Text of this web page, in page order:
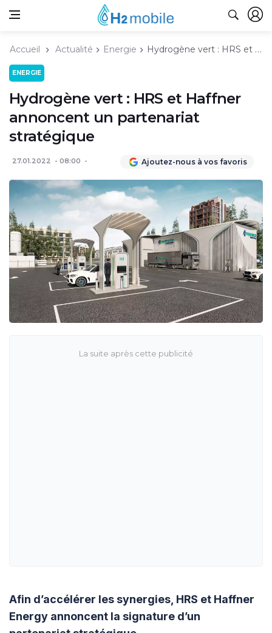
Accueil Actualité Energie Hydrogène vert : HRS et Haffner annoncent un partenariat stratégique
ENERGIE
Hydrogène vert : HRS et Haffner
annoncent un partenariat
stratégique
27.01.2022 08:00 Ajoutez-nous à vos favoris
Afin d’accélérer les synergies, HRS et Haffner
Energy annoncent la signature d’un